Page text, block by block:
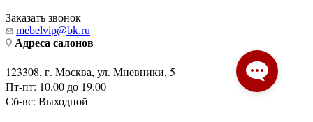
Заказать звонок
mebelvip@bk.ru
Адреса салонов
123308, г. Москва, ул. Мневники, 5
Пт-пт: 10.00 до 19.00
Сб-вс: Выходной